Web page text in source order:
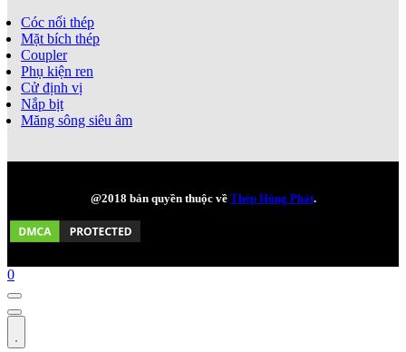
Cóc nối thép
Mặt bích thép
Coupler
Phụ kiện ren
Cử định vị
Nắp bịt
Măng sông siêu âm
@2018 bản quyền thuộc về Thép Hùng Phát.
0